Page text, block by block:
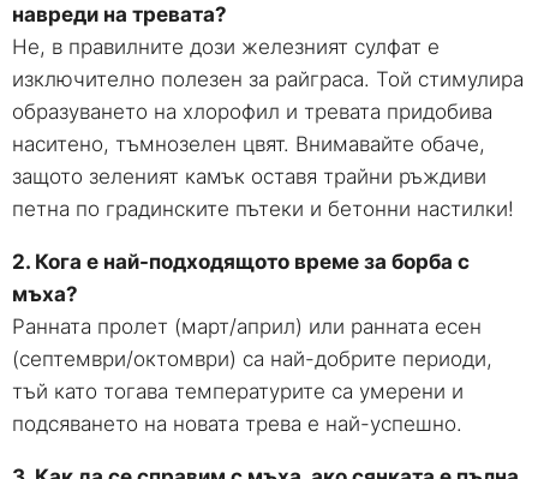
навреди на тревата?
Не, в правилните дози железният сулфат е
изключително полезен за райграса. Той стимулира
образуването на хлорофил и тревата придобива
наситено, тъмнозелен цвят. Внимавайте обаче,
защото зеленият камък оставя трайни ръждиви
петна по градинските пътеки и бетонни настилки!
2. Кога е най-подходящото време за борба с
мъха?
Ранната пролет (март/април) или ранната есен
(септември/октомври) са най-добрите периоди,
тъй като тогава температурите са умерени и
подсяването на новата трева е най-успешно.